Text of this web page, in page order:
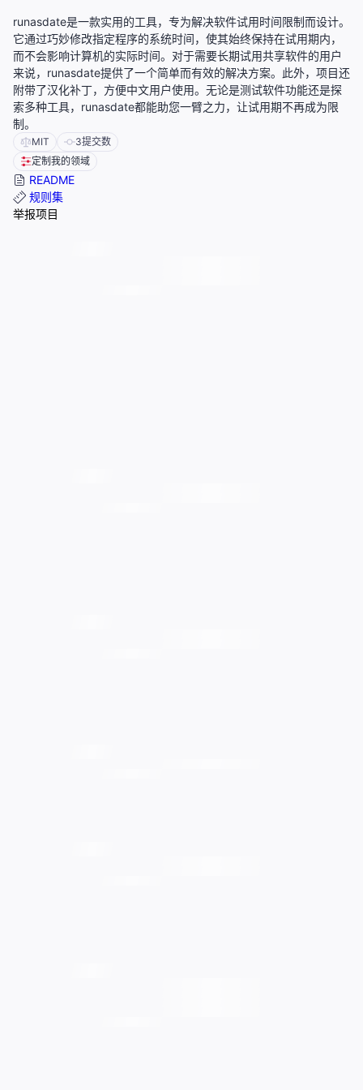
runasdate是一款实用的工具，专为解决软件试用时间限制而设计。
它通过巧妙修改指定程序的系统时间，使其始终保持在试用期内，
而不会影响计算机的实际时间。对于需要长期试用共享软件的用户
来说，runasdate提供了一个简单而有效的解决方案。此外，项目还
附带了汉化补丁，方便中文用户使用。无论是测试软件功能还是探
索多种工具，runasdate都能助您一臂之力，让试用期不再成为限
制。
MIT 3提交数
定制我的领域
README
规则集
举报项目